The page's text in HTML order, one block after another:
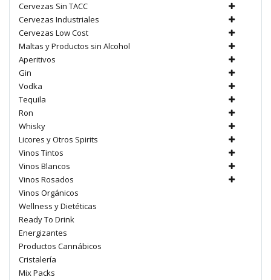
Cervezas Sin TACC
Cervezas Industriales
Cervezas Low Cost
Maltas y Productos sin Alcohol
Aperitivos
Gin
Vodka
Tequila
Ron
Whisky
Licores y Otros Spirits
Vinos Tintos
Vinos Blancos
Vinos Rosados
Vinos Orgánicos
Wellness y Dietéticas
Ready To Drink
Energizantes
Productos Cannábicos
Cristalería
Mix Packs